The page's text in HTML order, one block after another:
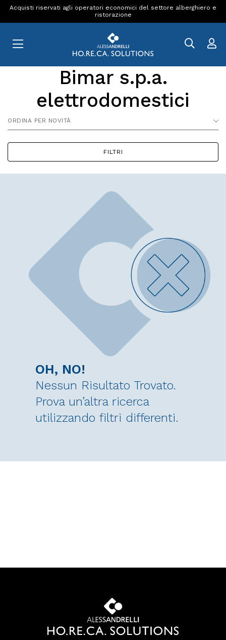
Acquisti riservati agli operatori economici del settore alberghiero e
ristorazione
Bimar s.p.a.
elettrodomestici
ORDINA PER NOVITÀ
FILTRI
OH, NO!
Nessun Risultato Trovato.
Prova un’altra ricerca
utilizzando filtri differenti.